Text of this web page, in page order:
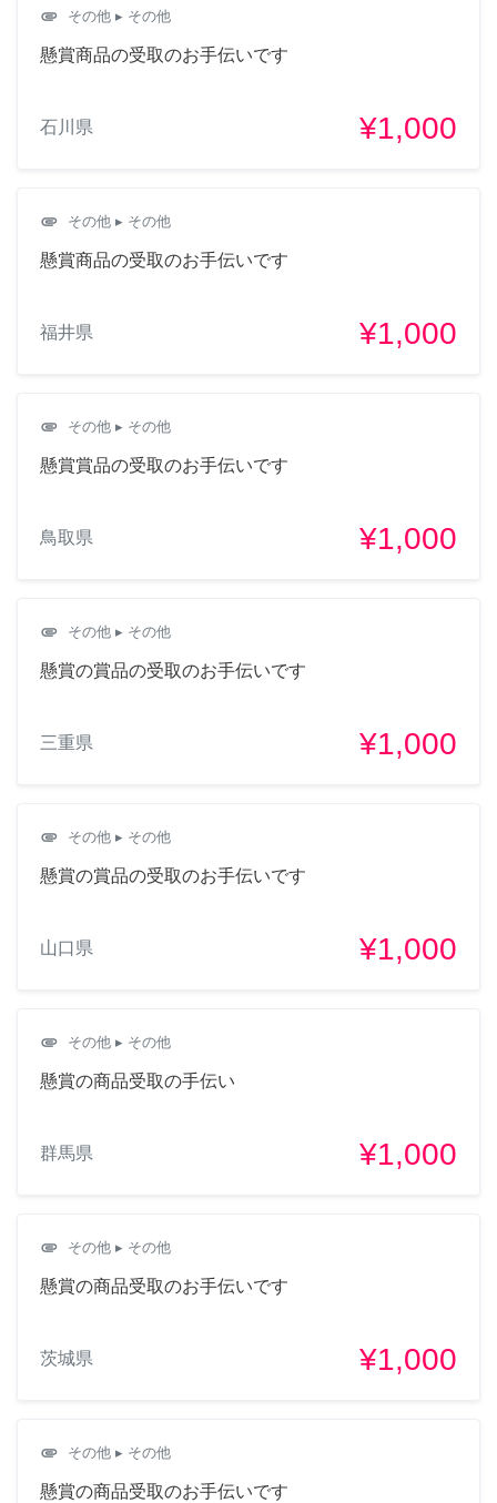
attachment その他 ▸ その他
懸賞商品の受取のお手伝いです
石川県 ¥1,000
attachment その他 ▸ その他
懸賞商品の受取のお手伝いです
福井県 ¥1,000
attachment その他 ▸ その他
懸賞賞品の受取のお手伝いです
鳥取県 ¥1,000
attachment その他 ▸ その他
懸賞の賞品の受取のお手伝いです
三重県 ¥1,000
attachment その他 ▸ その他
懸賞の賞品の受取のお手伝いです
山口県 ¥1,000
attachment その他 ▸ その他
懸賞の商品受取の手伝い
群馬県 ¥1,000
attachment その他 ▸ その他
懸賞の商品受取のお手伝いです
茨城県 ¥1,000
attachment その他 ▸ その他
懸賞の商品受取のお手伝いです